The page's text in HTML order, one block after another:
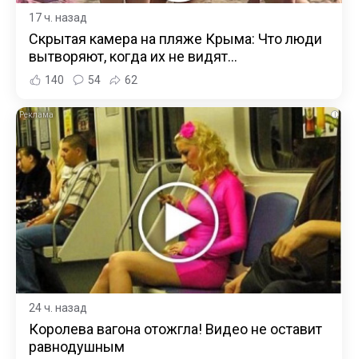
17 ч. назад
Скрытая камера на пляже Крыма: Что люди
вытворяют, когда их не видят...
140 54 62
i
24 ч. назад
Королева вагона отожгла! Видео не оставит
равнодушным